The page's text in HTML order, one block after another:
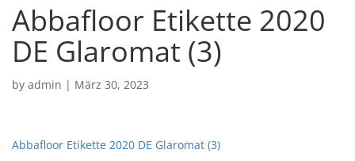
Abbafloor Etikette 2020
DE Glaromat (3)
by admin | März 30, 2023
Abbafloor Etikette 2020 DE Glaromat (3)